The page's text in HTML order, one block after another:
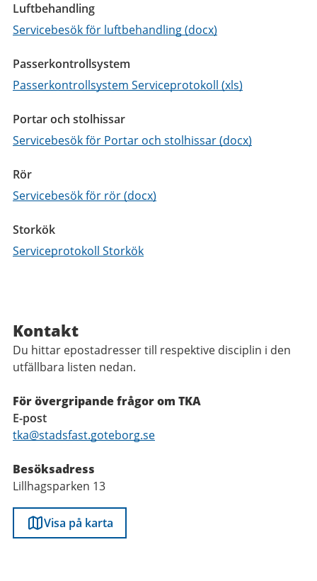
Luftbehandling
Servicebesök för luftbehandling (docx)
Passerkontrollsystem
Passerkontrollsystem Serviceprotokoll (xls)
Portar och stolhissar
Servicebesök för Portar och stolhissar (docx)
Rör
Servicebesök för rör (docx)
Storkök
Serviceprotokoll Storkök
Kontakt
Du hittar epostadresser till respektive disciplin i den
utfällbara listen nedan.
För övergripande frågor om TKA
E-post
tka@stadsfast.goteborg.se
Besöksadress
Lillhagsparken 13
Visa på karta